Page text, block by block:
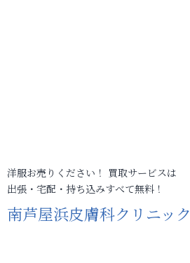
洋服お売りください！ 買取サービスは
出張・宅配・持ち込みすべて無料！
南芦屋浜皮膚科クリニック